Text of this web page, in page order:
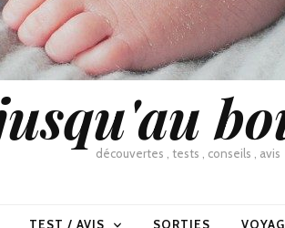
découvertes , tests , conseils , avis
TEST / AVIS SORTIES